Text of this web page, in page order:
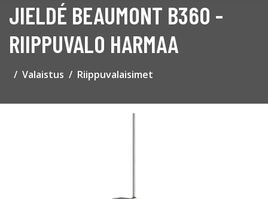
JIELDÉ BEAUMONT B360 -
RIIPPUVALO HARMAA
Valaistus Riippuvalaisimet